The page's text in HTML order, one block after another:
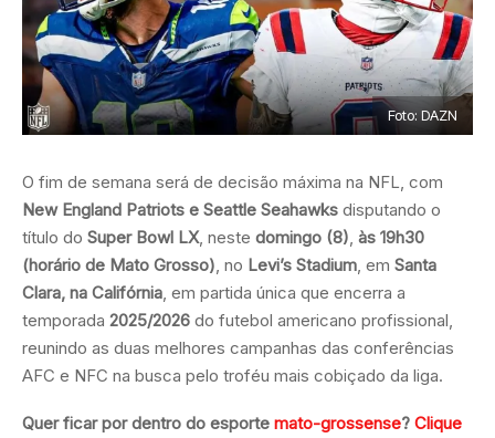
Foto: DAZN
O fim de semana será de decisão máxima na NFL, com
New England Patriots e Seattle Seahawks disputando o
título do Super Bowl LX, neste domingo (8) às 19h30
(horário de Mato Grosso) , no Levi’s Stadium , em Santa
Clara, na Califórnia , em partida única que encerra a
temporada 2025/2026 do futebol americano profissional,
reunindo as duas melhores campanhas das conferências
AFC e NFC na busca pelo troféu mais cobiçado da liga.
Quer ficar por dentro do esporte mato-grossense? Clique